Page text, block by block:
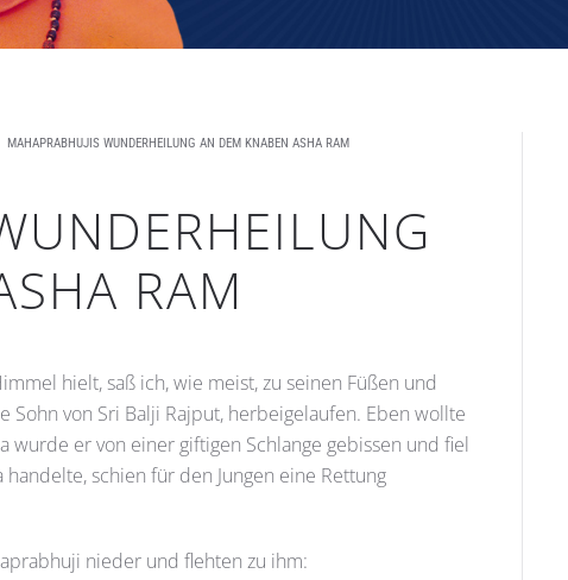
MAHAPRABHUJIS WUNDERHEILUNG AN DEM KNABEN ASHA RAM
RAM
hielt, saß ich, wie meist, zu seinen Füßen und
Sohn von Sri Balji Rajput, herbeigelaufen. Eben wollte
er von einer giftigen Schlange gebissen und fiel
schien für den Jungen eine Rettung
nieder und flehten zu ihm: